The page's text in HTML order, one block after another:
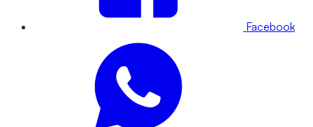
Facebook